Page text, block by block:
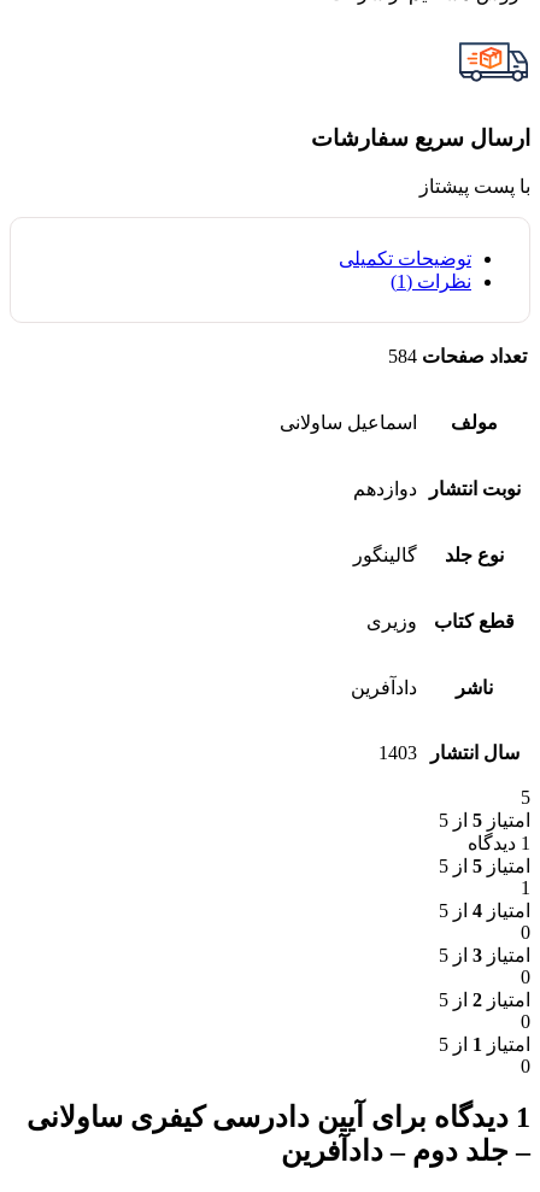
ارسال سریع سفارشات
با پست پیشتاز
توضیحات تکمیلی
نظرات (1)
تعداد صفحات 584
مولف اسماعیل ساولانی
نوبت انتشار دوازدهم
نوع جلد گالینگور
قطع کتاب وزیری
ناشر دادآفرین
سال انتشار 1403
5
امتیاز 5 از 5
1 دیدگاه
امتیاز 5 از 5
1
امتیاز 4 از 5
0
امتیاز 3 از 5
0
امتیاز 2 از 5
0
امتیاز 1 از 5
0
1 دیدگاه برای
آیین دادرسی کیفری ساولانی
– جلد دوم – دادآفرین